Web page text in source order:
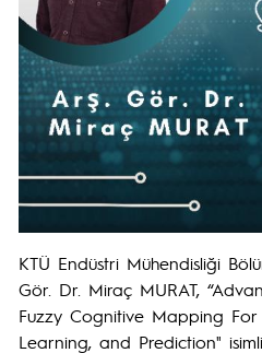
KTÜ Endüstri Mühendisliği
Gör. Dr. Miraç MURAT,
Fuzzy Cognitive Mapping
Learning, and Prediction" isimli